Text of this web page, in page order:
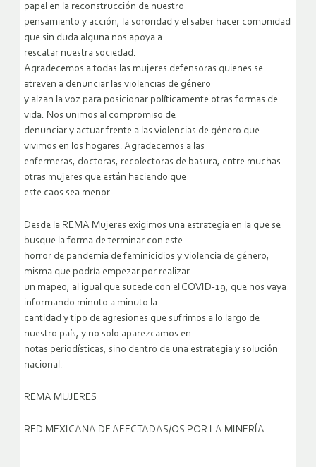
papel en la reconstrucción de nuestro
pensamiento y acción, la sororidad y el saber hacer comunidad
que sin duda alguna nos apoya a
rescatar nuestra sociedad.
Agradecemos a todas las mujeres defensoras quienes se
atreven a denunciar las violencias de género
y alzan la voz para posicionar políticamente otras formas de
vida. Nos unimos al compromiso de
denunciar y actuar frente a las violencias de género que
vivimos en los hogares. Agradecemos a las
enfermeras, doctoras, recolectoras de basura, entre muchas
otras mujeres que están haciendo que
este caos sea menor.
Desde la REMA Mujeres exigimos una estrategia en la que se
busque la forma de terminar con este
horror de pandemia de feminicidios y violencia de género,
misma que podría empezar por realizar
un mapeo, al igual que sucede con el COVID-19, que nos vaya
informando minuto a minuto la
cantidad y tipo de agresiones que sufrimos a lo largo de
nuestro país, y no solo aparezcamos en
notas periodísticas, sino dentro de una estrategia y solución
nacional.
REMA MUJERES
RED MEXICANA DE AFECTADAS/OS POR LA MINERÍA